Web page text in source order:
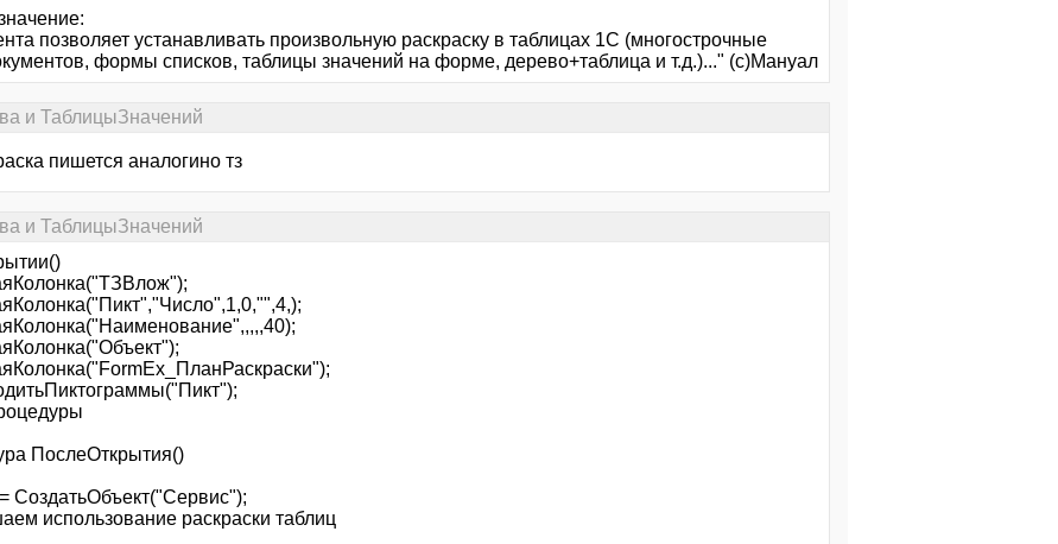
позволяет устанавливать произвольную раскраску в таблицах 1С (многострочные
формы списков, таблицы значений на форме, дерево+таблица и т.д.)..." (с)Мануал
и ТаблицыЗначений
пишется аналогино тз
и ТаблицыЗначений
ПослеОткрытия()
СоздатьОбъект("Сервис");
использование раскраски таблиц